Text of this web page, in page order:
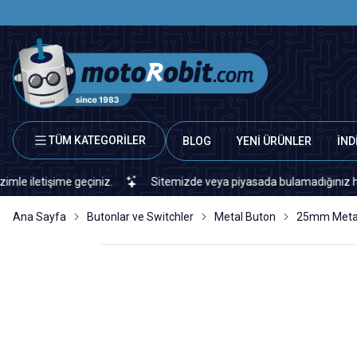
TÜM KATEGORİLER BLOG YENİ ÜRÜNLER
geçiniz. Sitemizde veya piyasada bulamadığınız her türlü
Ana Sayfa Butonlar ve Switchler Metal Buton 25mm